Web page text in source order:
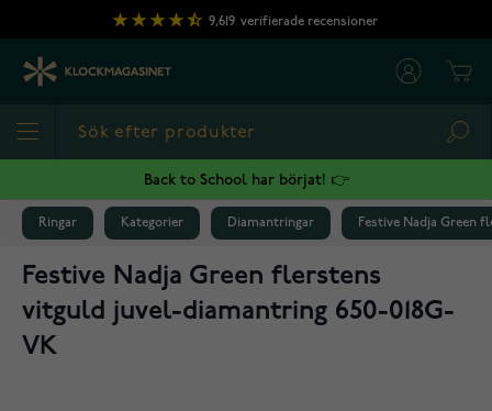
Hoppa till innehållet
9,619 verifierade recensioner
Back to School har börjat! 👉
Ringar Kategorier Diamantringar Festive Nadja Green
Festive Nadja Green flerstens
vitguld juvel-diamantring 650-018G-
VK